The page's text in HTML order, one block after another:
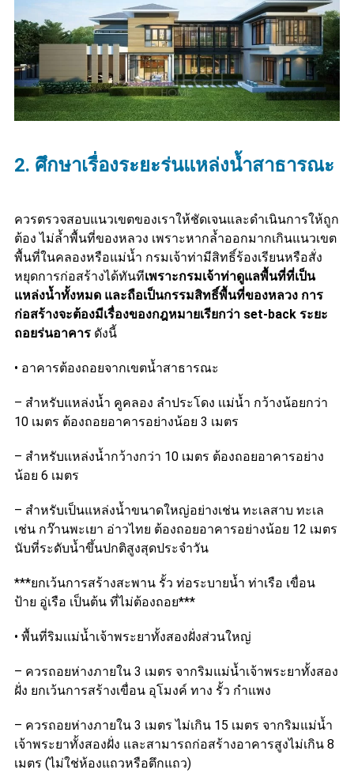
2. ศึกษาเรื่องระยะร่นแหล่งน้ำสาธารณะ
ควรตรวจสอบแนวเขตของเราให้ชัดเจนและดำเนินการให้ถูก
ต้อง ไม่ล้ำพื้นที่ของหลวง เพราะหากล้ำออกมากเกินแนวเขต
พื้นที่ในคลองหรือแม่น้ำ กรมเจ้าท่ามีสิทธิ์ร้องเรียนหรือสั่ง
หยุดการก่อสร้างได้ทันทีเพราะกรมเจ้าท่าดูแลพื้นที่ที่เป็น
แหล่งน้ำทั้งหมด และถือเป็นกรรมสิทธิ์พื้นที่ของหลวง การ
ก่อสร้างจะต้องมีเรื่องของกฎหมายเรียกว่า set-back ระยะ
ถอยร่นอาคาร ดังนี้
• อาคารต้องถอยจากเขตน้ำสาธารณะ
– สำหรับแหล่งน้ำ คูคลอง ลำประโดง เเม่น้ำ กว้างน้อยกว่า
10 เมตร ต้องถอยอาคารอย่างน้อย 3 เมตร
– สำหรับเเหล่งน้ำกว้างกว่า 10 เมตร ต้องถอยอาคารอย่าง
น้อย 6 เมตร
– สำหรับเป็นแหล่งน้ำขนาดใหญ่อย่างเช่น ทะเลสาบ ทะเล
เช่น กว๊านพะเยา อ่าวไทย ต้องถอยอาคารอย่างน้อย 12 เมตร
นับที่ระดับน้ำขึ้นปกติสูงสุดประจำวัน
***ยกเว้นการสร้างสะพาน รั้ว ท่อระบายน้ำ ท่าเรือ เขื่อน
ป้าย อู่เรือ เป็นต้น ที่ไม่ต้องถอย***
• พื้นที่ริมเเม่น้ำเจ้าพระยาทั้งสองฝั่งส่วนใหญ่
– ควรถอยห่างภายใน 3 เมตร จากริมแม่น้ำเจ้าพระยาทั้งสอง
ฝั่ง ยกเว้นการสร้างเขื่อน อุโมงค์ ทาง รั้ว กำแพง
– ควรถอยห่างภายใน 3 เมตร ไม่เกิน 15 เมตร จากริมแม่น้ำ
เจ้าพระยาทั้งสองฝั่ง และสามารถก่อสร้างอาคารสูงไม่เกิน 8
เมตร (ไม่ใช่ห้องแถวหรือตึกแถว)